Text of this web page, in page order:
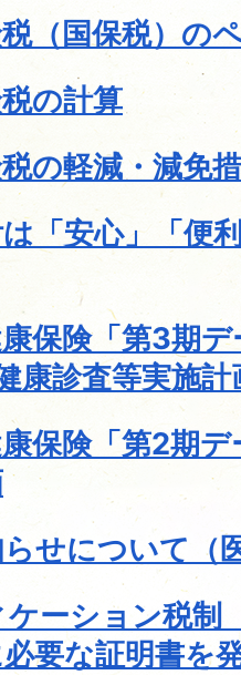
（国保税）の
の計算
の軽減・減免
「安心」「便
保険「第3期
康診査等実施計
保険「第2期
せについて（
ーション税制
要な証明書を